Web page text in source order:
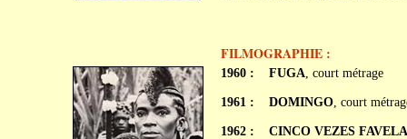
FILMOGRAPHIE :
1960 :
1961 :
1962 :
FUGA, court métrage
DOMINGO, court
CINCO VEZES FAVELA